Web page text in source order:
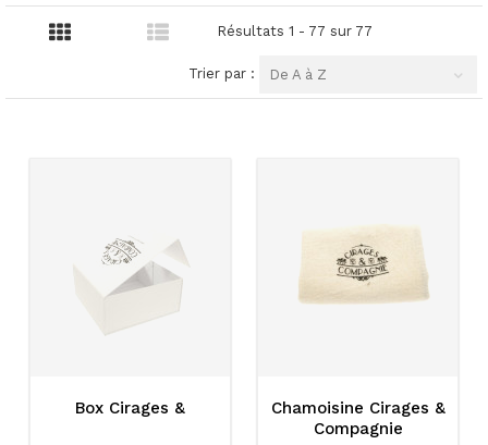
Résultats 1 - 77 sur 77
Trier par : De A à Z
Box Cirages &
Chamoisine Cirages &
Compagnie